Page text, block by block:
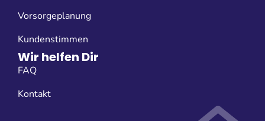
Vorsorgeplanung
Kundenstimmen
Wir helfen Dir
FAQ
Kontakt